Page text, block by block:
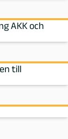
AKK och
till